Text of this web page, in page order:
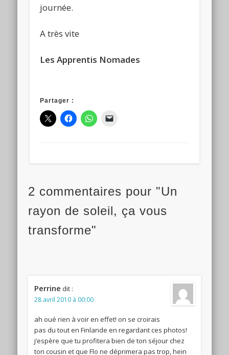
journée.
A très vite
Les Apprentis Nomades
Partager :
2 commentaires pour "Un
rayon de soleil, ça vous
transforme"
Perrine dit :
28 avril 2010 à 00:00
ah oué rien à voir en effet! on se croirais
pas du tout en Finlande en regardant ces photos!
j’espère que tu profitera bien de ton séjour chez
ton cousin et que Flo ne déprimera pas trop, hein